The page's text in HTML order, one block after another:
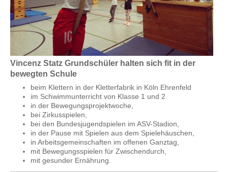
Vincenz Statz Grundschüler halten sich fit in der
bewegten Schule
beim Klettern in der Kletterfabrik in Köln Ehrenfeld
im Schwimmunterricht von Klasse 1 und 2
in der Bewegungsprojektwoche,
bei Zirkusspielen,
bei den Bundesjugendspielen im ASV-Stadion,
in der Pause mit Spielen aus dem Spielehäuschen,
in Arbeitsgemeinschaften im offenen Ganztag,
mit Bewegungsspielen für Zwischendurch,
mit gesunder Ernährung.